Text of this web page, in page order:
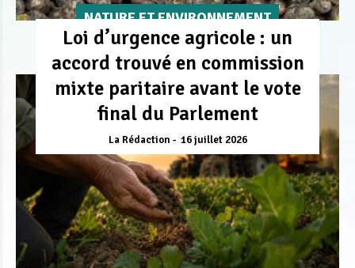
NATURE ET ENVIRONNEMENT
Loi d’urgence agricole : un
accord trouvé en commission
mixte paritaire avant le vote
final du Parlement
La Rédaction 16 juillet 2026